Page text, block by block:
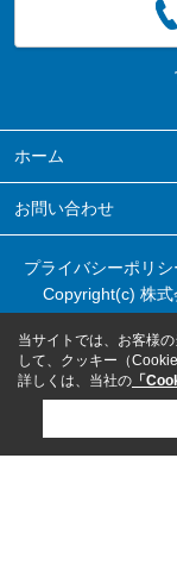
ホーム
お問い合わせ
プライバシーポリシ
Copyright(c) 株式
当サイトでは、お客様
して、クッキー（
詳しくは、当社の 「